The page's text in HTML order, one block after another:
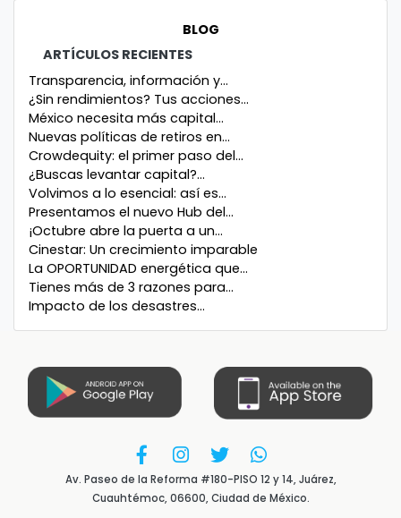
BLOG
ARTÍCULOS RECIENTES
Transparencia, información y...
¿Sin rendimientos? Tus acciones...
México necesita más capital...
Nuevas políticas de retiros en...
Crowdequity: el primer paso del...
¿Buscas levantar capital?...
Volvimos a lo esencial: así es...
Presentamos el nuevo Hub del...
¡Octubre abre la puerta a un...
Cinestar: Un crecimiento imparable
La OPORTUNIDAD energética que...
Tienes más de 3 razones para...
Impacto de los desastres...
Av. Paseo de la Reforma #180-PISO 12 y 14, Juárez,
Cuauhtémoc, 06600, Ciudad de México.